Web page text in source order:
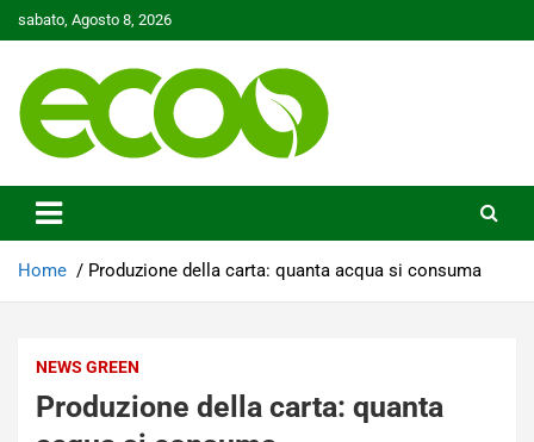
to
sabato, Agosto 8, 2026
Ecoo.it
Home Produzione della carta: quanta acqua si consuma
NEWS GREEN
Produzione della carta: quanta